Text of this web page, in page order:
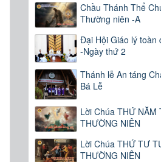
Chầu Thánh Thể
Thường niên -A
Đại Hội Giáo lý toàn
-Ngày thứ 2
Thánh lễ An táng
Bá Lễ
Lời Chúa THỨ NĂM
THƯỜNG NIÊN
Lời Chúa THỨ TƯ
THƯỜNG NIÊN